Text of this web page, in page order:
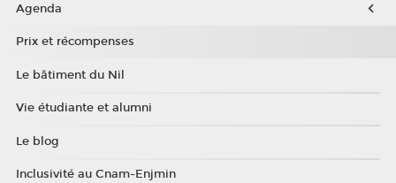
Agenda
Prix et récompenses
Le bâtiment du Nil
Vie étudiante et alumni
Le blog
Inclusivité au Cnam-Enjmin